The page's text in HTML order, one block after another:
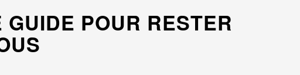
POUR RESTER